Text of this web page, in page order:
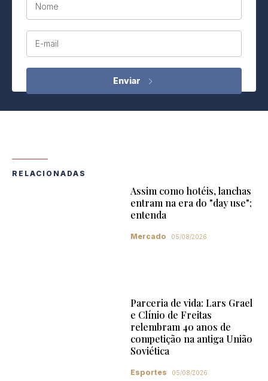
Nome
E-mail
RELACIONADAS
Assim como hotéis, lanchas
entram na era do "day use";
entenda
Mercado 05/08/2026
Parceria de vida: Lars Grael
e Clínio de Freitas
relembram 40 anos de
competição na antiga União
Soviética
Esportes 05/08/2026